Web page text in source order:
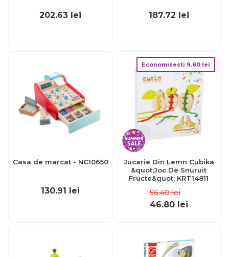
202.63 lei 187.72 lei
Casa de marcat - NC10650
130.91 lei
Economisesti 9.60 lei
Jucarie Din Lemn Cubika
&quot;Joc De Snuruit
Fructe&quot; KRT14811
56.40 lei
46.80 lei